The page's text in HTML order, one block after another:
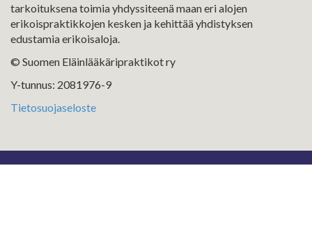
tarkoituksena toimia yhdyssiteenä maan eri alojen
erikoispraktikkojen kesken ja kehittää yhdistyksen
edustamia erikoisaloja.
© Suomen Eläinlääkäripraktikot ry
Y-tunnus: 2081976-9
Tietosuojaseloste